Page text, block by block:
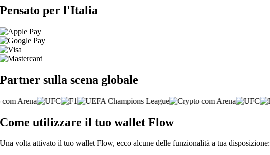
Pensato per l'Italia
Partner sulla scena globale
Come utilizzare il tuo wallet Flow
Una volta attivato il tuo wallet Flow, ecco alcune delle funzionalità a tua disposizione: